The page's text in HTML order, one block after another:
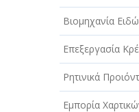
Βιομηχανία
Επεξεργασία
Ρητινικά
Εμπορία